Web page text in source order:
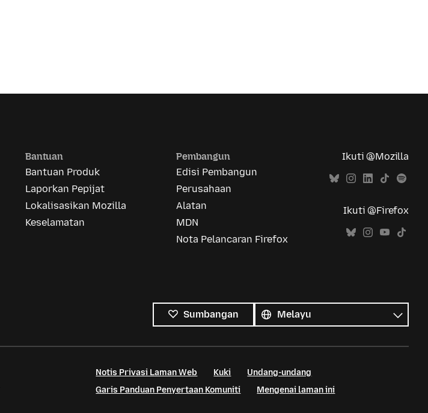
Bantuan
Bantuan Produk
Laporkan Pepijat
Lokalisasikan Mozilla
Keselamatan
Pembangun
Edisi Pembangun
Perusahaan
Alatan
MDN
Nota Pelancaran Firefox
Ikuti @Mozilla
Ikuti @Firefox
Sumbangan
bahasa
Bahasa
Notis Privasi Laman Web Kuki
Undang-undang
Garis Panduan Penyertaan Komuniti
Mengenai laman ini